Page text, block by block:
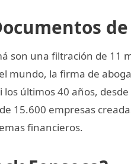
son una filtración de 11
mundo, la firma de
los últimos 40 años,
15.600 empresas
financieros.